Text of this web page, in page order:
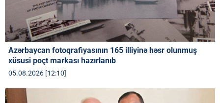
Azərbaycan fotoqrafiyasının 165 illiyinə həsr olunmuş
xüsusi poçt markası hazırlanıb
05.08.2026 [12:10]